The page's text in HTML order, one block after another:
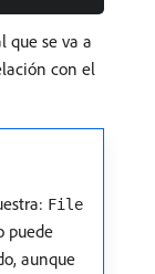
que se va a
con el
File
puede
aunque